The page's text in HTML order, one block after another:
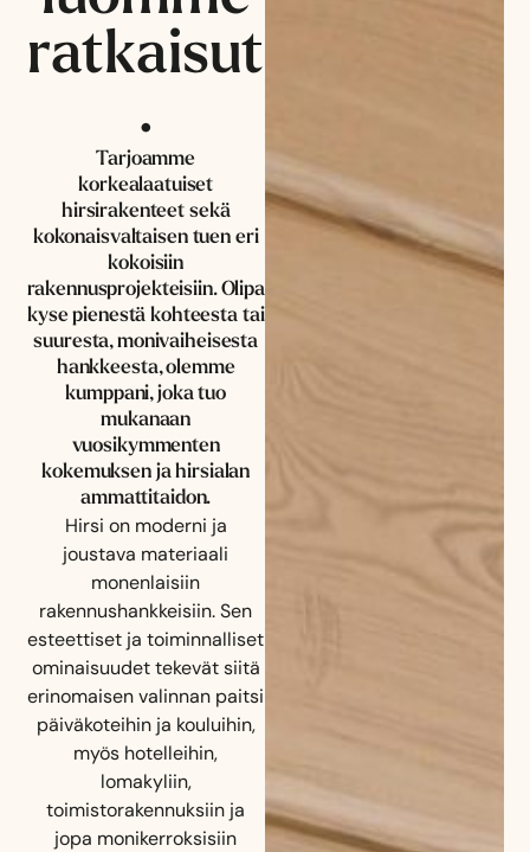
ratkaisut
.
Tarjoamme
korkealaatuiset
hirsirakenteet sekä
kokonaisvaltaisen tuen eri
kokoisiin
rakennusprojekteisiin. Olipa
kyse pienestä kohteesta tai
suuresta, monivaiheisesta
hankkeesta, olemme
kumppani, joka tuo
mukanaan
vuosikymmenten
kokemuksen ja hirsialan
ammattitaidon.
Hirsi on moderni ja
joustava materiaali
monenlaisiin
rakennushankkeisiin. Sen
esteettiset ja toiminnalliset
ominaisuudet tekevät siitä
erinomaisen valinnan paitsi
päiväkoteihin ja kouluihin,
myös hotelleihin,
lomakyliin,
toimistorakennuksiin ja
jopa monikerroksisiin